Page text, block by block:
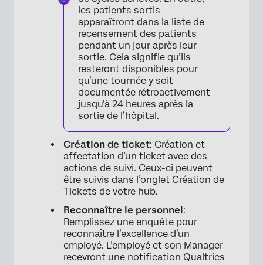
les patients sortis
apparaîtront dans la liste de
recensement des patients
pendant un jour après leur
sortie. Cela signifie qu’ils
resteront disponibles pour
qu’une tournée y soit
documentée rétroactivement
jusqu’à 24 heures après la
sortie de l’hôpital.
Création de ticket: Création et
affectation d’un ticket avec des
actions de suivi. Ceux-ci peuvent
être suivis dans l’onglet Création de
Tickets de votre hub.
Reconnaître le personnel:
Remplissez une enquête pour
reconnaître l’excellence d’un
employé. L’employé et son Manager
recevront une notification Qualtrics